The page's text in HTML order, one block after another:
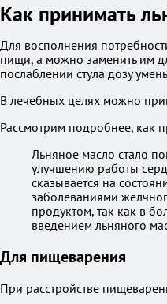
Как принимать
Для восполнения
пищи, а можно заменить им
послаблении стула дозу
В лечебных целях можно
Рассмотрим подробнее, как
Льняное масло стало
улучшению работы
сказывается на
заболеваниями
продуктом, так как в
введением льняного
Для пищеварения
При расстройстве